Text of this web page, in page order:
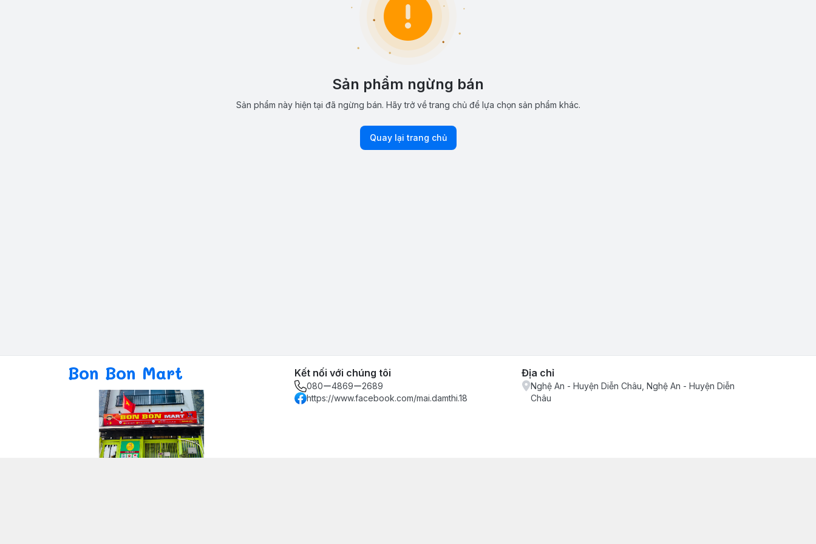
Sản phẩm ngừng bán
Sản phẩm này hiện tại đã ngừng bán. Hãy trở về trang chủ để lựa chọn sản phẩm khác.
Quay lại trang chủ
Bon Bon Mart Kết nối với chúng tôi
080ー4869ー2689
https://www.facebook.com/mai.damthi.18
Địa chỉ
Nghệ An - Huyện Diễn Châu, Nghệ An - Huyện Diễn
Châu